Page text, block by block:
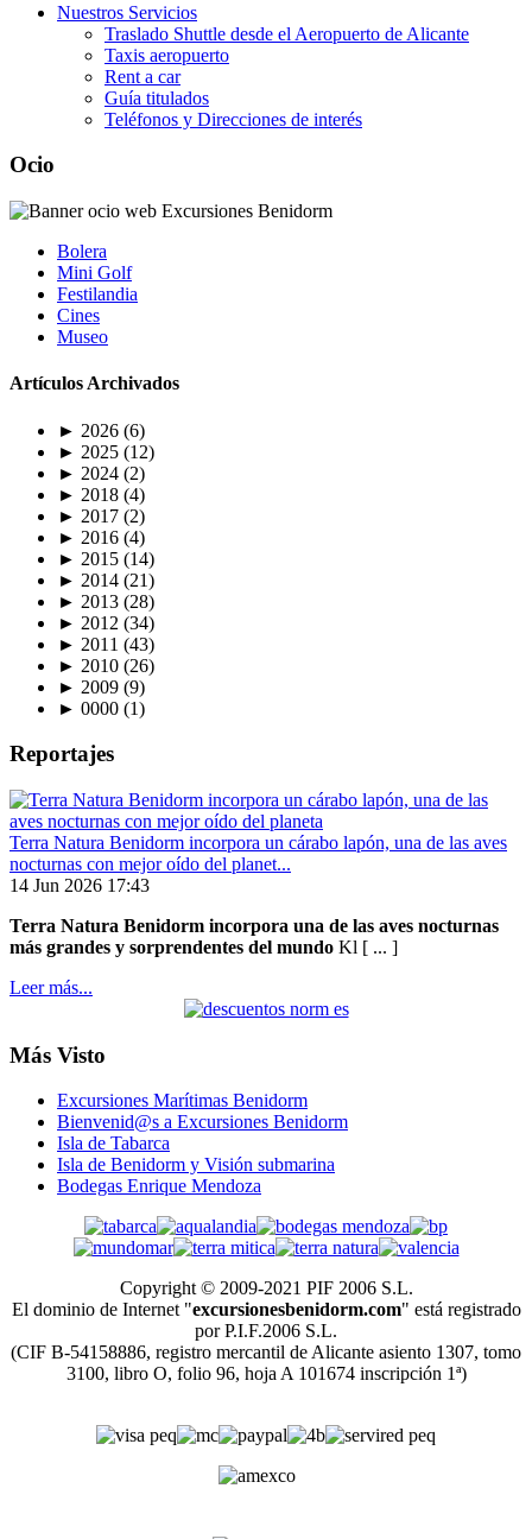
Nuestros Servicios
Traslado Shuttle desde el Aeropuerto de Alicante
Taxis aeropuerto
Rent a car
Guía titulados
Teléfonos y Direcciones de interés
Ocio
Bolera
Mini Golf
Festilandia
Cines
Museo
Artículos Archivados
► 2026 (6)
► 2025 (12)
► 2024 (2)
► 2018 (4)
► 2017 (2)
► 2016 (4)
► 2015 (14)
► 2014 (21)
► 2013 (28)
► 2012 (34)
► 2011 (43)
► 2010 (26)
► 2009 (9)
► 0000 (1)
Reportajes
Terra Natura Benidorm incorpora un cárabo lapón, una de las aves
nocturnas con mejor oído del planet...
14 Jun 2026 17:43
Terra Natura Benidorm incorpora una de las aves nocturnas
más grandes y sorprendentes del mundo Kl [ ... ]
Leer más...
Más Visto
Excursiones Marítimas Benidorm
Bienvenid@s a Excursiones Benidorm
Isla de Tabarca
Isla de Benidorm y Visión submarina
Bodegas Enrique Mendoza
Copyright © 2009-2021 PIF 2006 S.L.
El dominio de Internet "excursionesbenidorm.com" está registrado
por P.I.F.2006 S.L.
(CIF B-54158886, registro mercantil de Alicante asiento 1307, tomo
3100, libro O, folio 96, hoja A 101674 inscripción 1ª)